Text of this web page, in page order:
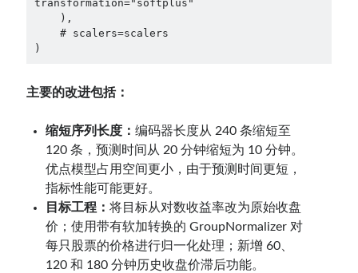
transformation="softplus"
)
主要的改进包括：
缩短序列长度：编码器长度从 240 条缩短至
120 条，预测时间从 20 分钟缩短为 10 分钟。
优点模型占用空间更小，由于预测时间更短，
指标性能可能更好。
目标工程：将目标从对数收益率改为原始收盘
价；使用带有软加转换的 GroupNormalizer 对
每只股票的价格进行归一化处理；新增 60、
120 和 180 分钟历史收盘价滞后功能。